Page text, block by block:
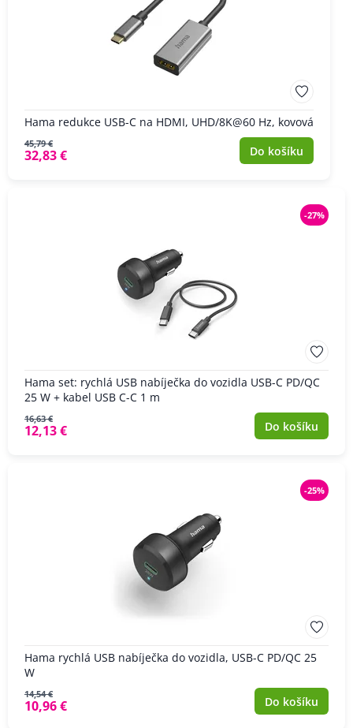
Hama redukce USB-C na HDMI, UHD/8K@60 Hz, kovová
45,79 €
32,83 € Do košíku
-27%
Hama set: rychlá USB nabíječka do vozidla USB-C PD/QC
25 W + kabel USB C-C 1 m
16,63 €
12,13 € Do košíku
-25%
Hama rychlá USB nabíječka do vozidla, USB-C PD/QC 25
W
14,54 €
10,96 € Do košíku